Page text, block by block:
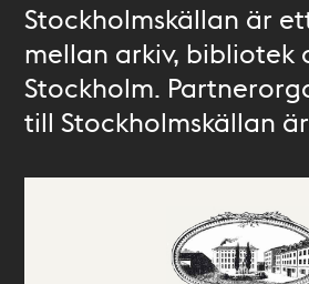
Stockholmskällan är
mellan arkiv, bibliotek
Stockholm.
till Stockholmskällan